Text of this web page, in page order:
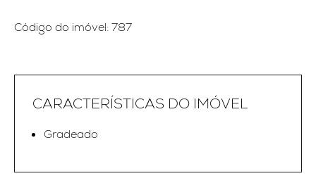
Código do imóvel: 787
CARACTERÍSTICAS DO IMÓVEL
Gradeado